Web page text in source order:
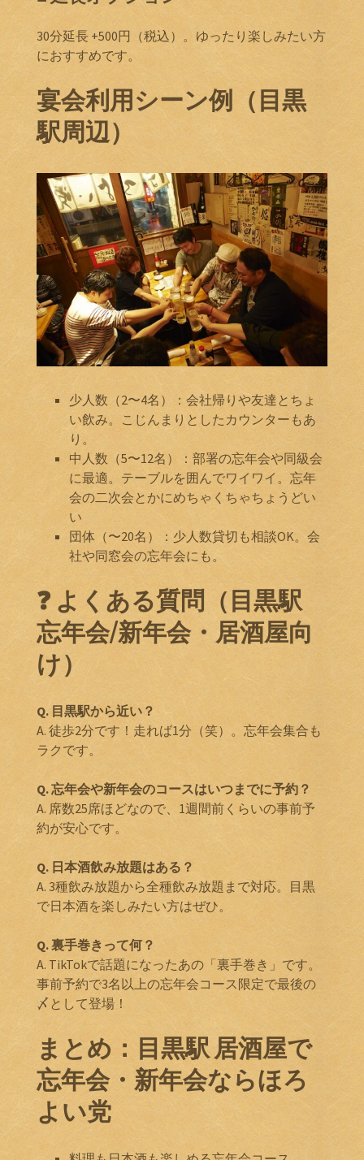
30分延長 +500円（税込）。ゆったり楽しみたい方
におすすめです。
宴会利用シーン例（目黒
駅周辺）
少人数（2〜4名）：会社帰りや友達とちょ
い飲み。こじんまりとしたカウンターもあ
り。
中人数（5〜12名）：部署の忘年会や同級会
に最適。テーブルを囲んでワイワイ。忘年
会の二次会とかにめちゃくちゃちょうどい
い
団体（〜20名）：少人数貸切も相談OK。会
社や同窓会の忘年会にも。
❓ よくある質問（目黒駅
忘年会/新年会・居酒屋向
け）
Q. 目黒駅から近い？
A. 徒歩2分です！走れば1分（笑）。忘年会集合も
ラクです。
Q. 忘年会や新年会のコースはいつまでに予約？
A. 席数25席ほどなので、1週間前くらいの事前予
約が安心です。
Q. 日本酒飲み放題はある？
A. 3種飲み放題から全種飲み放題まで対応。目黒
で日本酒を楽しみたい方はぜひ。
Q. 裏手巻きって何？
A. TikTokで話題になったあの「裏手巻き」です。
事前予約で3名以上の忘年会コース限定で最後の
〆として登場！
まとめ：目黒駅 居酒屋で
忘年会・新年会ならほろ
よい党